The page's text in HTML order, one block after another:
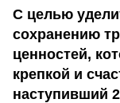
С целью
сохранению
ценностей,
крепкой и
наступивший